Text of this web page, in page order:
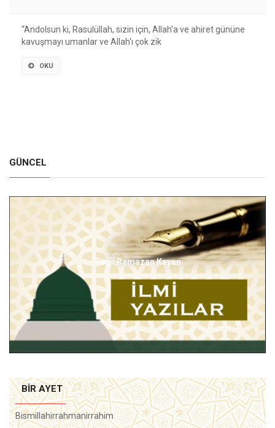
“Andolsun ki, Rasulüllah, sizin için, Allah'a ve ahiret gününe
kavuşmayı umanlar ve Allah'ı çok zik
OKU
GÜNCEL
Hicret Bahsi-1 Şerif Niziplioğlu
BIR AYET
Bismillahirrahmanirrahim